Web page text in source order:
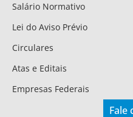
Salário Normativo
Lei do Aviso Prévio
Circulares
Atas e Editais
Empresas Federais
Fale